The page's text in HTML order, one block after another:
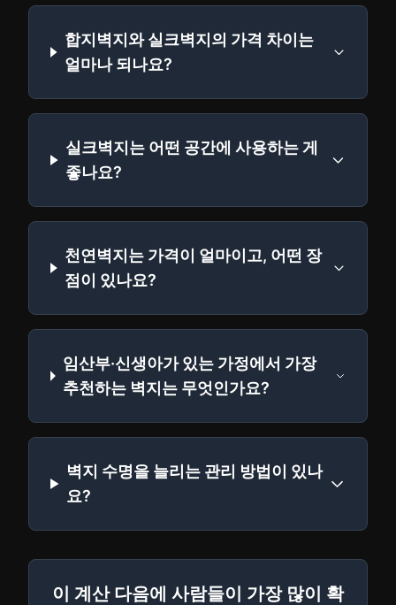
합지벽지와 실크벽지의 가격 차이는
얼마나 되나요?
실크벽지는 어떤 공간에 사용하는 게
좋나요?
천연벽지는 가격이 얼마이고, 어떤 장
점이 있나요?
임산부·신생아가 있는 가정에서 가장
추천하는 벽지는 무엇인가요?
벽지 수명을 늘리는 관리 방법이 있나
요?
이 계산 다음에 사람들이 가장 많이 확